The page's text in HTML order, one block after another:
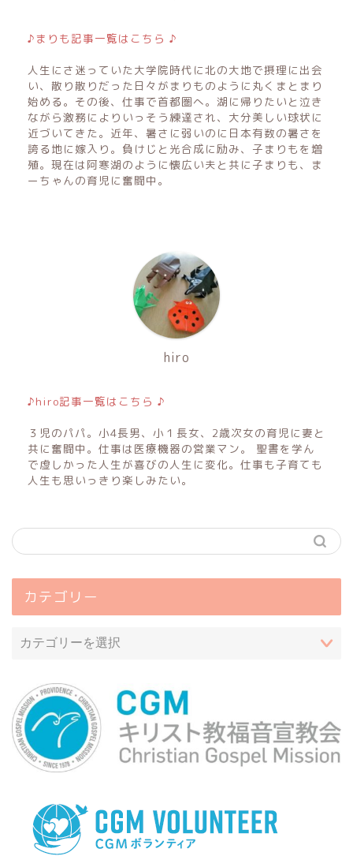
♪まりも記事一覧はこちら ♪
人生にさ迷っていた大学院時代に北の大地で摂理に出会
い、散り散りだった日々がまりものように丸くまとまり
始める。その後、仕事で首都圏へ。湖に帰りたいと泣き
ながら激務によりいっそう練達され、大分美しい球状に
近づいてきた。近年、暑さに弱いのに日本有数の暑さを
誇る地に嫁入り。負けじと光合成に励み、子まりもを増
殖。現在は阿寒湖のように懐広い夫と共に子まりも、ま
ーちゃんの育児に奮闘中。
hiro
♪hiro記事一覧はこちら ♪
３児のパパ。小4長男、小１長女、2歳次女の育児に妻と
共に奮闘中。仕事は医療機器の営業マン。 聖書を学ん
で虚しかった人生が喜びの人生に変化。仕事も子育ても
人生も思いっきり楽しみたい。
カテゴリー